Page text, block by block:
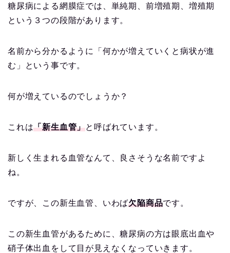
糖尿病による網膜症では、単純期、前増殖期、増殖期
という３つの段階があります。
名前から分かるように「何かが増えていくと病状が進
む」という事です。
何が増えているのでしょうか？
これは「新生血管」と呼ばれています。
新しく生まれる血管なんて、良さそうな名前ですよ
ね。
ですが、この新生血管、いわば欠陥商品です。
この新生血管があるために、糖尿病の方は眼底出血や
硝子体出血をして目が見えなくなっていきます。